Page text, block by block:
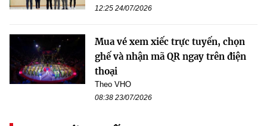
12:25 24/07/2026
Mua vé xem xiếc trực tuyến, chọn
ghế và nhận mã QR ngay trên điện
thoại
Theo VHO
08:38 23/07/2026